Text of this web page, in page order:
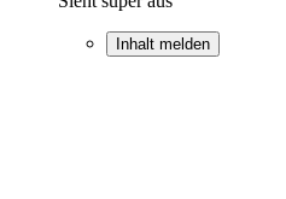
Inhalt melden